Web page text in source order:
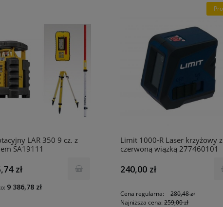
LAR 350 9 cz. z
SA19111
zł
9 386,78 zł
Limit 1000-R Laser krzyżowy z
czerwoną wiązką 277460101
240,00 zł
Cena regularna:
280,48 zł
Najniższa cena: 259,00 zł